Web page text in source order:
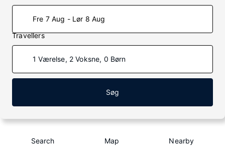
Fre 7 Aug - Lør 8 Aug
Travellers
1 Værelse, 2 Voksne, 0 Børn
Søg
Search Map Nearby